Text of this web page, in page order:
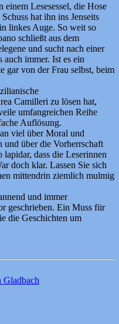
Lesesessel, die Hose
hat ihn ins Jenseits
linkes Auge. So weit so
schließt aus dem
und sucht nach einer
immer. Ist es ein
gar von der Frau selbst, beim
Camilleri zu lösen hat,
umfangreichen Reihe
Auflösung.
viel über Moral und
über die Vorherrschaft
dass die Leserinnen
doch klar. Lassen Sie sich
mittendrin ziemlich mulmig
und immer
geschrieben. Ein Muss für
die Geschichten um
Gladbach